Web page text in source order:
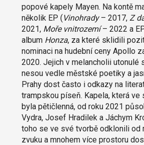
popové kapely Mayen. Na kontě
několik EP (Vinohrady– 2017, Z
2021, Moře vnitrozemí– 2022 a
album Honza, za které sklidili
nominaci na hudební ceny Apollo
2020. Jejich v melancholii utonulé
nesou vedle městské poetiky a
Prahy dost často i odkazy na
trampskou píseň. Kapela, která ve
byla pětičlenná, od roku 2021
Vydra, Josef Hradilek a Jáchym
toho se ve své tvorbě odklonili od
zvuku a mnohem více prostoru